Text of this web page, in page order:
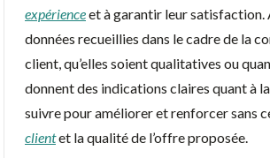
expérienceet à garantir leur satisfaction.
données recueillies dans le cadre de la
client, qu’elles soient qualitatives ou
donnent des indications claires quant à
suivre pour améliorer et renforcer sans
clientet la qualité de l’offre proposée.